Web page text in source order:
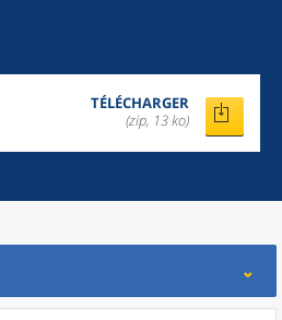
TÉLÉCHARGER
(zip, 13 ko)